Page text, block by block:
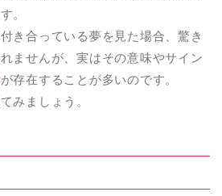
。
き合っている夢を見た場合、驚き
ませんが、実はその意味やサイン
存在することが多いのです。
みましょう。